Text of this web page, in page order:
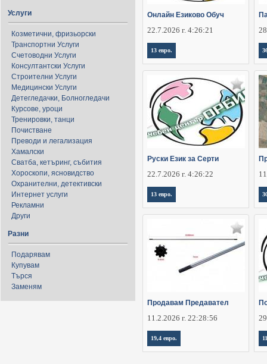
Услуги
Козметични, фризьорски
Транспортни Услуги
Счетоводни Услуги
Консултантски Услуги
Строителни Услуги
Медицински Услуги
Детегледачки, Болногледачи
Курсове, уроци
Тренировки, танци
Почистване
Преводи и легализация
Хамалски
Сватба, кетъринг, събития
Хороскопи, ясновидство
Охранителни, детективски
Интернет услуги
Рекламни
Други
Разни
Подарявам
Купувам
Търся
Заменям
Онлайн Езиково Обуч
22.7.2026 г. 4:26:21
13 евро.
Руски Език за Серти
22.7.2026 г. 4:26:22
13 евро.
Продавам Предавател
11.2.2026 г. 22:28:56
19,4 евро.